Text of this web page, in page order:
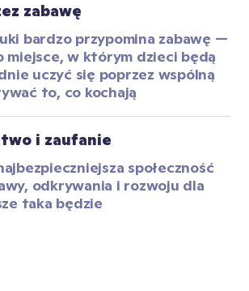
zabawę
bardzo przypomina zabawę —
miejsce, w którym dzieci będą
uczyć się poprzez wspólną
to, co kochają
i zaufanie
społeczność
odkrywania i rozwoju dla
taka będzie